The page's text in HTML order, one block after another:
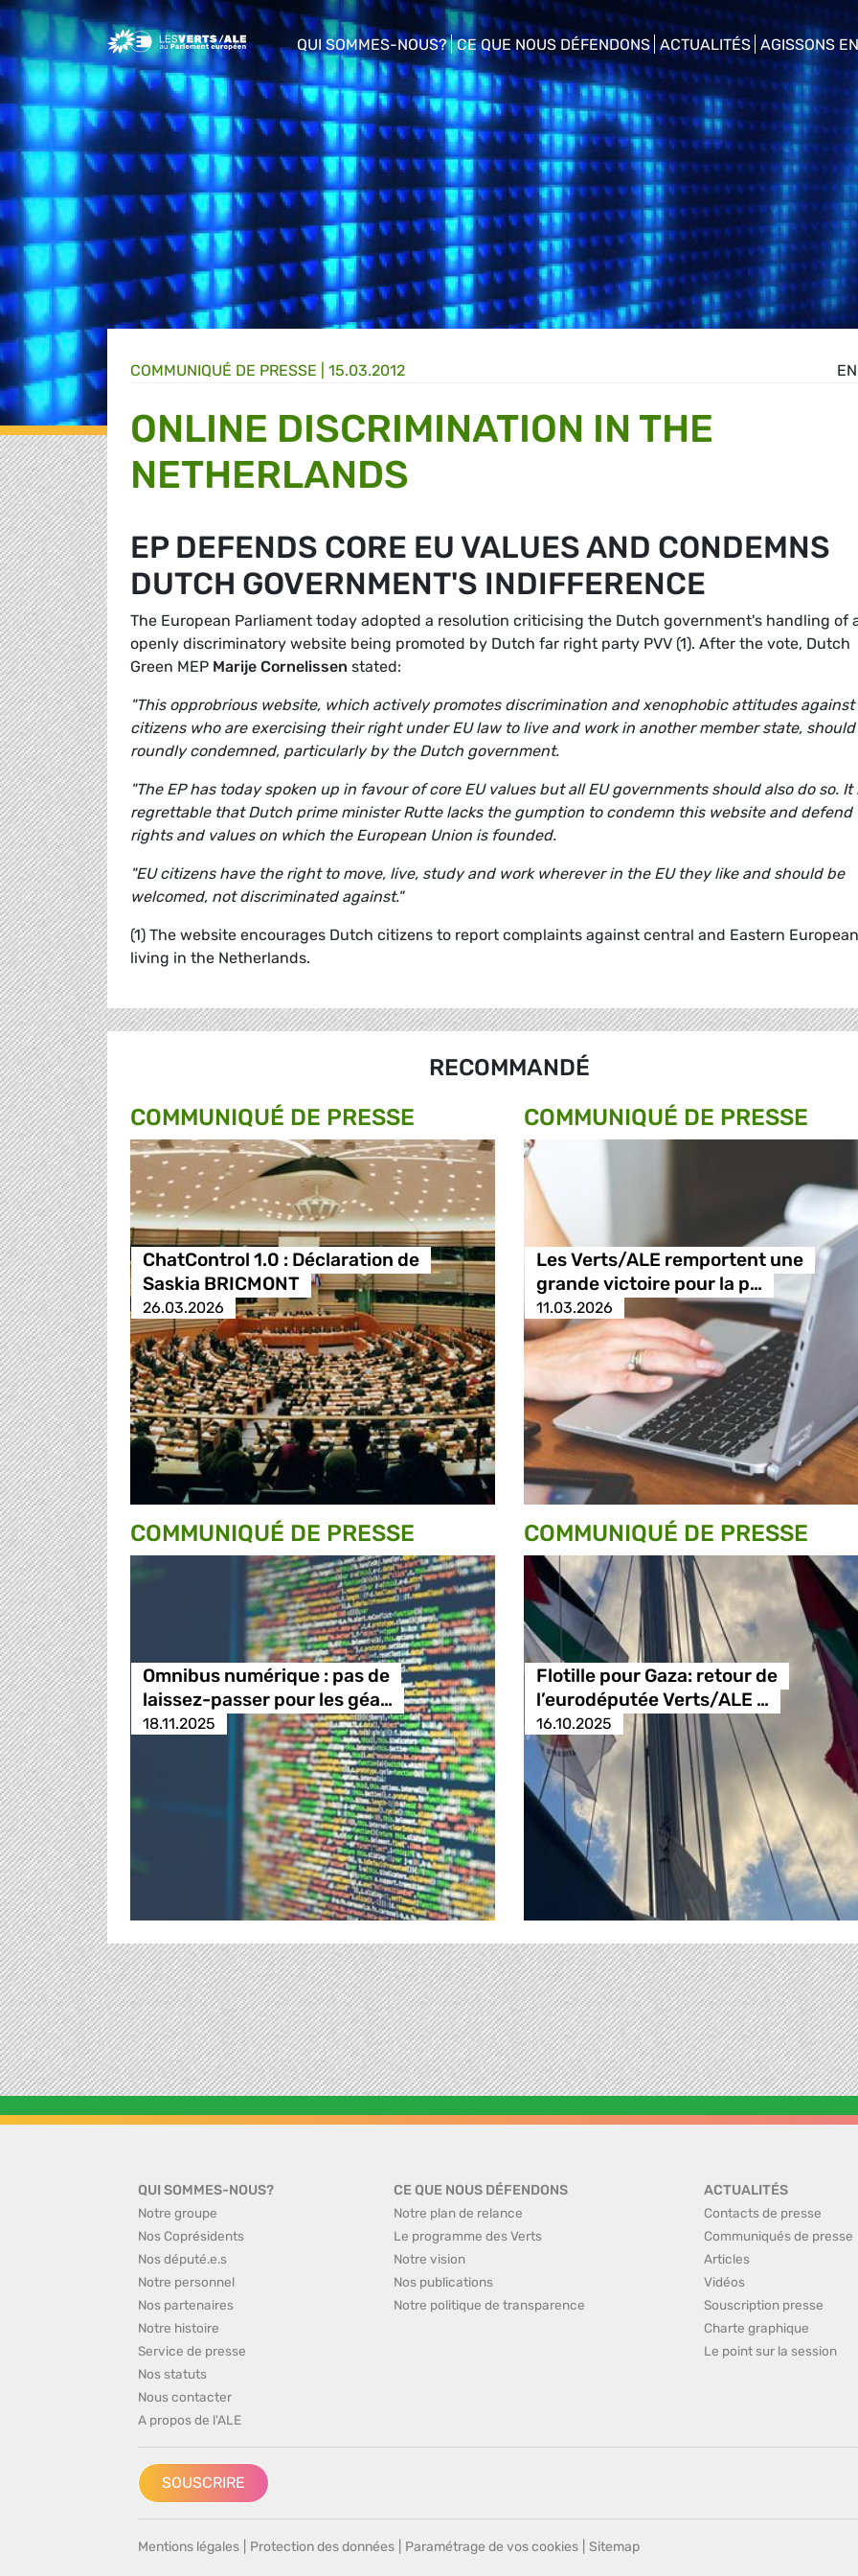
Greens/EFA Home
QUI SOMMES-NOUS?
show/hide sub menu
CE QUE NOUS DÉFENDONS
show/hide sub menu
ACTUALITÉS
show/hide sub menu
AGISSONS
show/hide
EN
COMMUNIQUÉ DE PRESSE 15.03.2012
ONLINE DISCRIMINATION IN THE
NETHERLANDS
EP DEFENDS CORE EU VALUES AND CONDEMNS
DUTCH GOVERNMENT'S INDIFFERENCE
The European Parliament today adopted a resolution criticising the Dutch government's handling of
openly discriminatory website being promoted by Dutch far right party PVV (1). After the vote, Dutch
Green MEP Marije Cornelissen stated:
"This opprobrious website, which actively promotes discrimination and xenophobic attitudes against
citizens who are exercising their right under EU law to live and work in another member state, should
roundly condemned, particularly by the Dutch government.
"The EP has today spoken up in favour of core EU values but all EU governments should also do so. It
regrettable that Dutch prime minister Rutte lacks the gumption to condemn this website and defend
rights and values on which the European Union is founded.
"EU citizens have the right to move, live, study and work wherever in the EU they like and should be
welcomed, not discriminated against."
(1) The website encourages Dutch citizens to report complaints against central and Eastern
living in the Netherlands.
RECOMMANDÉ
COMMUNIQUÉ DE PRESSE
ChatControl 1.0 : Déclaration de
Saskia BRICMONT
26.03.2026
COMMUNIQUÉ DE PRESSE
Les Verts/ALE remportent une
grande victoire pour la p…
11.03.2026
COMMUNIQUÉ DE PRESSE
Omnibus numérique : pas de
laissez-passer pour les géa…
18.11.2025
COMMUNIQUÉ DE PRESSE
Flotille pour Gaza: retour de
l’eurodéputée Verts/ALE …
16.10.2025
QUI SOMMES-NOUS?
Notre groupe
Nos Coprésidents
Nos député.e.s
Notre personnel
Nos partenaires
Notre histoire
Service de presse
Nos statuts
Nous contacter
A propos de l'ALE
CE QUE NOUS DÉFENDONS
Notre plan de relance
Le programme des Verts
Notre vision
Nos publications
Notre politique de transparence
ACTUALITÉS
Contacts de presse
Communiqués de presse
Articles
Vidéos
Souscription presse
Charte graphique
Le point sur la session
SOUSCRIRE
Mentions légales Protection des données Paramétrage de vos cookies Sitemap